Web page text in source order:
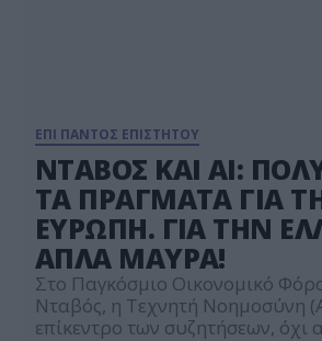
ΕΠΙ ΠΑΝΤΟΣ ΕΠΙΣΤΗΤΟΥ
ΝΤΑΒΟΣ ΚΑΙ ΑΙ:
ΤΑ ΠΡΑΓΜΑΤΑ ΓΙΑ
ΕΥΡΩΠΗ. ΓΙΑ ΤΗΝ
ΑΠΛΑ ΜΑΥΡΑ!
Στο Παγκόσμιο Οικονομικό
Νταβός, η Τεχνητή Νοημοσύνη
επίκεντρο των συζητήσεων, όχι